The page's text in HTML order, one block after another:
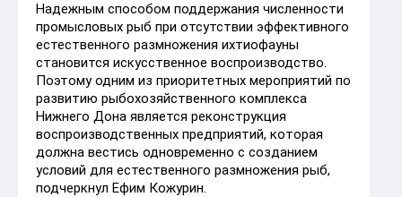
Надежным способом поддержания численности
промысловых рыб при отсутствии эффективного
естественного размножения ихтиофауны
становится искусственное воспроизводство.
Поэтому одним из приоритетных мероприятий по
развитию рыбохозяйственного комплекса
Нижнего Дона является реконструкция
воспроизводственных предприятий, которая
должна вестись одновременно с созданием
условий для естественного размножения рыб,
подчеркнул Ефим Кожурин.